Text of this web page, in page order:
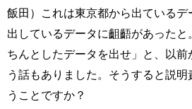
飯田）これは東京都から出ている
出しているデータに齟齬があったと
ちんとしたデータを出せ」と、以
う話もありました。そうすると説
うことですか？